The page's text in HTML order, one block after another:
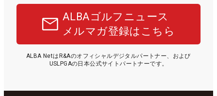
ALBAゴルフニュース
メルマガ登録はこちら
ALBA NetはR&Aのオフィシャルデジタルパートナー、および
USLPGAの日本公式サイトパートナーです。